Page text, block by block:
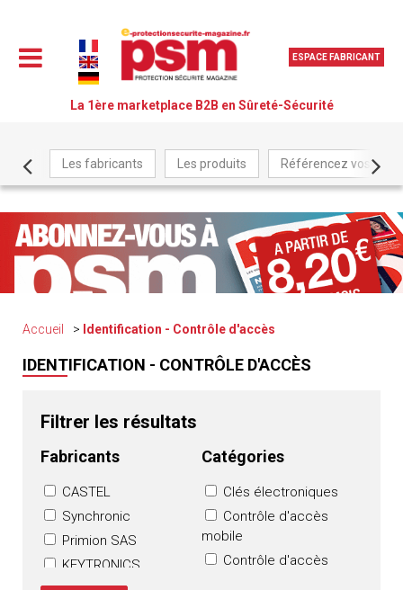
ESPACE FABRICANT
La 1ère marketplace B2B en Sûreté-Sécurité
Les fabricants Les produits Référencez vos
Accueil Identification - Contrôle d'accès
IDENTIFICATION - CONTRÔLE D'ACCÈS
Filtrer les résultats
Fabricants
CASTEL
Synchronic
Primion SAS
KEYTRONICS
Catégories
Clés électroniques
Contrôle d'accès
mobile
Contrôle d'accès